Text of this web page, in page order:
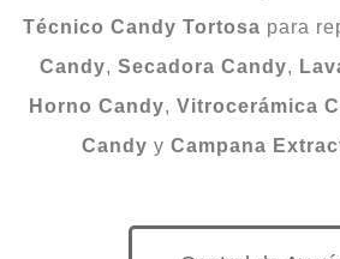
Técnico Candy Tortosa para
Candy, Secadora Candy,
Horno Candy, Vitrocerámica
Candy y Campana